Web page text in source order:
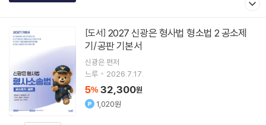
[도서]
기/공판 기본서
신광은 편저
느루
2026.7.17.
5% 32,300원
1,020원